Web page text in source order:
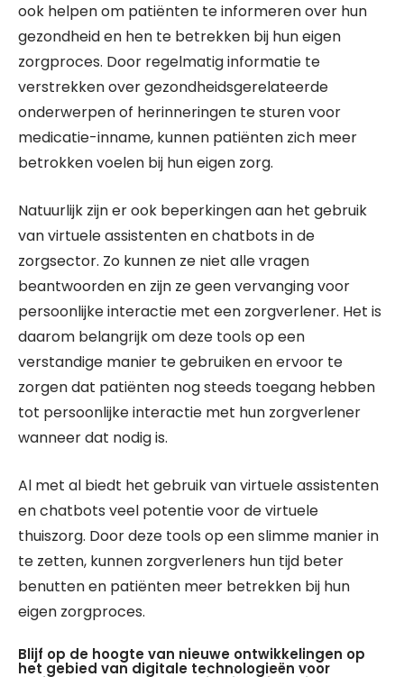
ook helpen om patiënten te informeren over hun
gezondheid en hen te betrekken bij hun eigen
zorgproces. Door regelmatig informatie te
verstrekken over gezondheidsgerelateerde
onderwerpen of herinneringen te sturen voor
medicatie-inname, kunnen patiënten zich meer
betrokken voelen bij hun eigen zorg.
Natuurlijk zijn er ook beperkingen aan het gebruik
van virtuele assistenten en chatbots in de
zorgsector. Zo kunnen ze niet alle vragen
beantwoorden en zijn ze geen vervanging voor
persoonlijke interactie met een zorgverlener. Het is
daarom belangrijk om deze tools op een
verstandige manier te gebruiken en ervoor te
zorgen dat patiënten nog steeds toegang hebben
tot persoonlijke interactie met hun zorgverlener
wanneer dat nodig is.
Al met al biedt het gebruik van virtuele assistenten
en chatbots veel potentie voor de virtuele
thuiszorg. Door deze tools op een slimme manier in
te zetten, kunnen zorgverleners hun tijd beter
benutten en patiënten meer betrekken bij hun
eigen zorgproces.
Blijf op de hoogte van nieuwe ontwikkelingen op
het gebied van digitale technologieën voor